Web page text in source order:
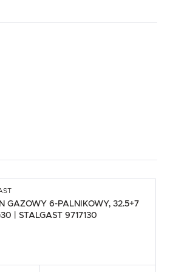
GAZOWY 6-PALNIKOWY, 32.5+7
| STALGAST 9717130